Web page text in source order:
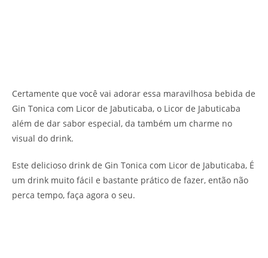
Certamente que você vai adorar essa maravilhosa bebida de
Gin Tonica com Licor de Jabuticaba, o Licor de Jabuticaba
além de dar sabor especial, da também um charme no
visual do drink.
Este delicioso drink de Gin Tonica com Licor de Jabuticaba, É
um drink muito fácil e bastante prático de fazer, então não
perca tempo, faça agora o seu.